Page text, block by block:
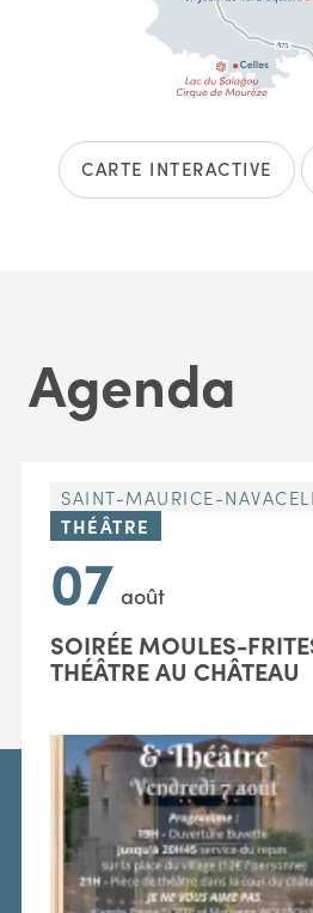
CARTE INTERACTIVE
Agenda
SAINT-MAURICE-
THÉÂTRE
07 août
SOIRÉE MOULES-
THÉÂTRE AU CHÂTEAU